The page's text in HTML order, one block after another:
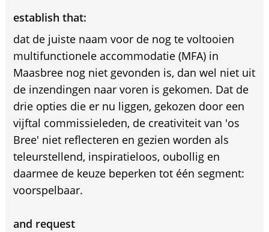
establish that:
dat de juiste naam voor de nog te voltooien
multifunctionele accommodatie (MFA) in
Maasbree nog niet gevonden is, dan wel niet uit
de inzendingen naar voren is gekomen. Dat de
drie opties die er nu liggen, gekozen door een
vijftal commissieleden, de creativiteit van 'os
Bree' niet reflecteren en gezien worden als
teleurstellend, inspiratieloos, oubollig en
daarmee de keuze beperken tot één segment:
voorspelbaar.
and request